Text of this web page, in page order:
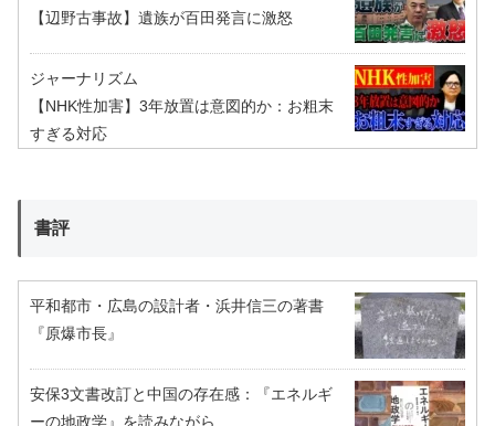
【辺野古事故】遺族が百田発言に激怒
ジャーナリズム
【NHK性加害】3年放置は意図的か：お粗末
すぎる対応
書評
平和都市・広島の設計者・浜井信三の著書
『原爆市長』
安保3文書改訂と中国の存在感：『エネルギ
ーの地政学』を読みながら